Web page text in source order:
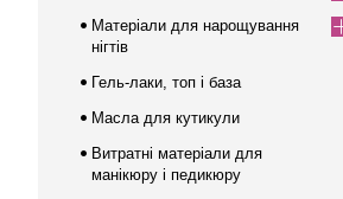
Матеріали для нарощування
нігтів
Гель-лаки, топ і база
Масла для кутикули
Витратні матеріали для
манікюру і педикюру